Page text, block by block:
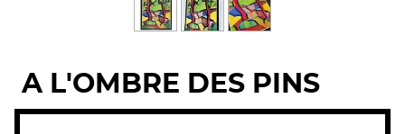
A L'OMBRE DES PINS